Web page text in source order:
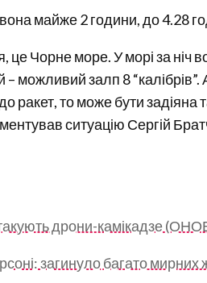
майже 2 години, до 4.28
це Чорне море. У морі за ніч
– можливий залп 8
то може бути задіяна
ситуацію Сергій
дрони-камікадзе
загинуло багато мирних